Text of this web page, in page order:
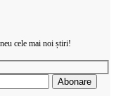
cele mai noi știri!